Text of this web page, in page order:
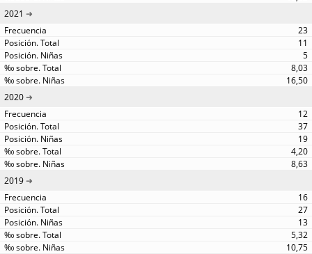
2021
23
11
5
8,03
16,50
2020
12
37
19
4,20
8,63
2019
16
27
13
5,32
10,75